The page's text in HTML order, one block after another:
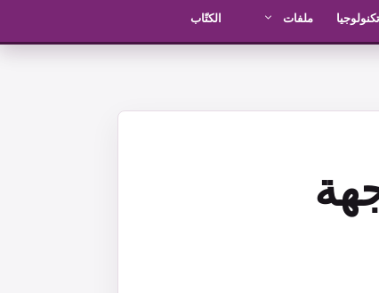
ملفات الكتّاب